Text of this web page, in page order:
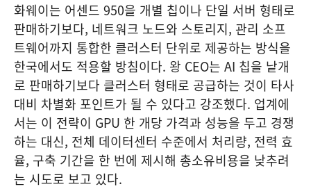
화웨이는 어센드 950을 개별 칩이나 단일 서버 형태로
판매하기보다, 네트워크 노드와 스토리지, 관리 소프
트웨어까지 통합한 클러스터 단위로 제공하는 방식을
한국에서도 적용할 방침이다. 왕 CEO는 AI 칩을 낱개
로 판매하기보다 클러스터 형태로 공급하는 것이 타사
대비 차별화 포인트가 될 수 있다고 강조했다. 업계에
서는 이 전략이 GPU 한 개당 가격과 성능을 두고 경쟁
하는 대신, 전체 데이터센터 수준에서 처리량, 전력 효
율, 구축 기간을 한 번에 제시해 총소유비용을 낮추려
는 시도로 보고 있다.